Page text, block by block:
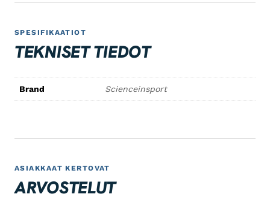
SPESIFIKAATIOT
TEKNISET TIEDOT
Brand Scienceinsport
ASIAKKAAT KERTOVAT
ARVOSTELUT